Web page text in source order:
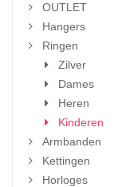
OUTLET
Hangers
Ringen
Zilver
Dames
Heren
Kinderen
Armbanden
Kettingen
Horloges